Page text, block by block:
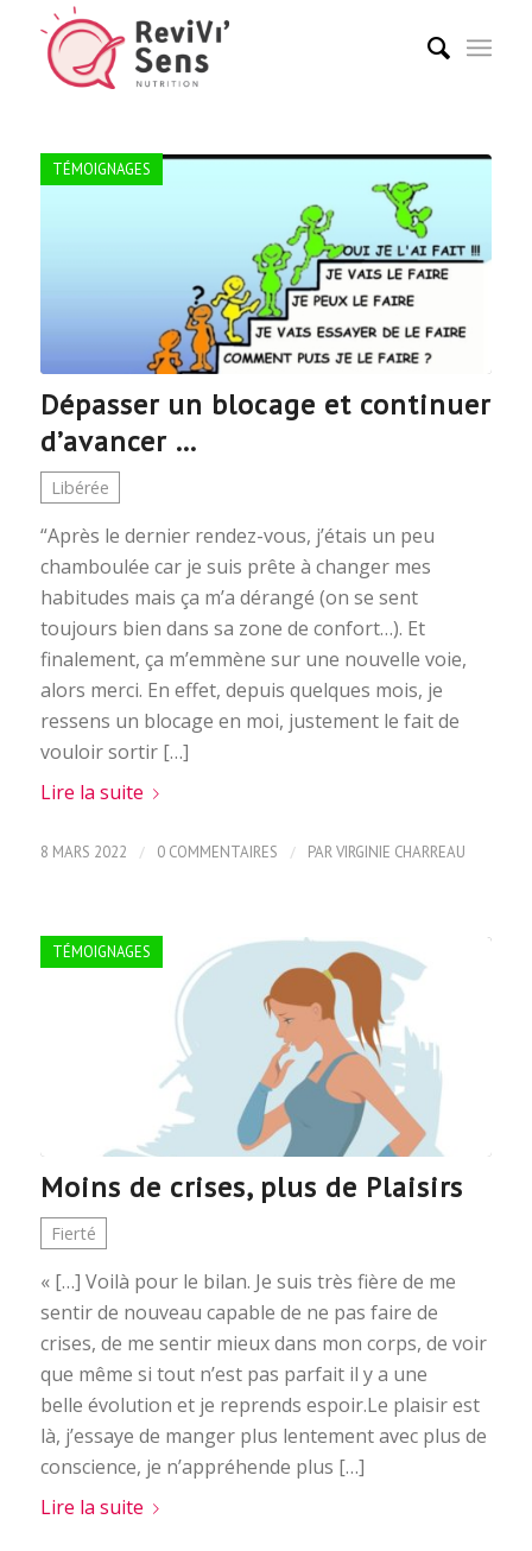
Dépasser un blocage et continuer
d’avancer …
TÉMOIGNAGES
Libérée
“Après le dernier rendez-vous, j’étais un peu
chamboulée car je suis prête à changer mes
habitudes mais ça m’a dérangé (on se sent
toujours bien dans sa zone de confort…). Et
finalement, ça m’emmène sur une nouvelle voie,
alors merci. En effet, depuis quelques mois, je
ressens un blocage en moi, justement le fait de
vouloir sortir […]
Lire la suite
8 MARS 2022 / 0 COMMENTAIRES / PARVIRGINIE CHARREAU
Moins de crises, plus de Plaisirs
TÉMOIGNAGES
Fierté
« […] Voilà pour le bilan. Je suis très fière de me
sentir de nouveau capable de ne pas faire de
crises, de me sentir mieux dans mon corps, de voir
que même si tout n’est pas parfait il y a une
belle évolution et je reprends espoir.Le plaisir est
là, j’essaye de manger plus lentement avec plus de
conscience, je n’appréhende plus […]
Lire la suite